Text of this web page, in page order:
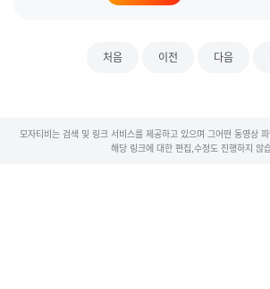
처음 이전 다음
모자티비는 검색 및 링크 서비스를 제공하고 있으며 그어떤 동영상
해당 링크에 대한 편집,수정도 진행하지 않